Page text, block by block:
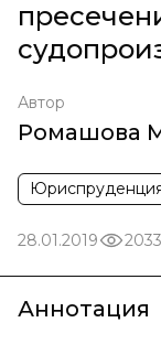
Автор
Ромашова
28.01.2019 2033
Аннотация